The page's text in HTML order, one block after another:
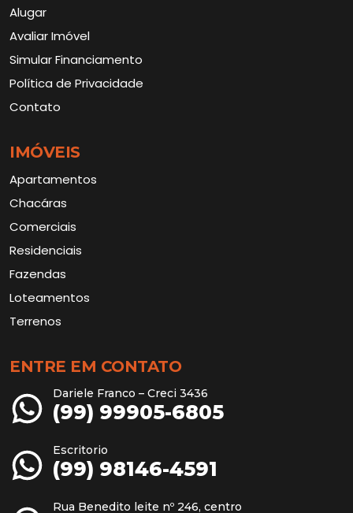
Alugar
Avaliar Imóvel
Simular Financiamento
Política de Privacidade
Contato
IMÓVEIS
Apartamentos
Chacáras
Comerciais
Residenciais
Fazendas
Loteamentos
Terrenos
ENTRE EM CONTATO
Dariele Franco – Creci 3436
(99) 99905-6805
Escritorio
(99) 98146-4591
Rua Benedito leite nº 246, centro